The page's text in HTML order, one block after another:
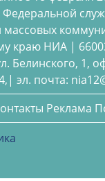
массовых
краю НИА |
Белинского, 1,
эл. почта:
Реклама